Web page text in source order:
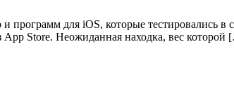
для iOS, которые тестировались в
App Store. Неожиданная находка, вес